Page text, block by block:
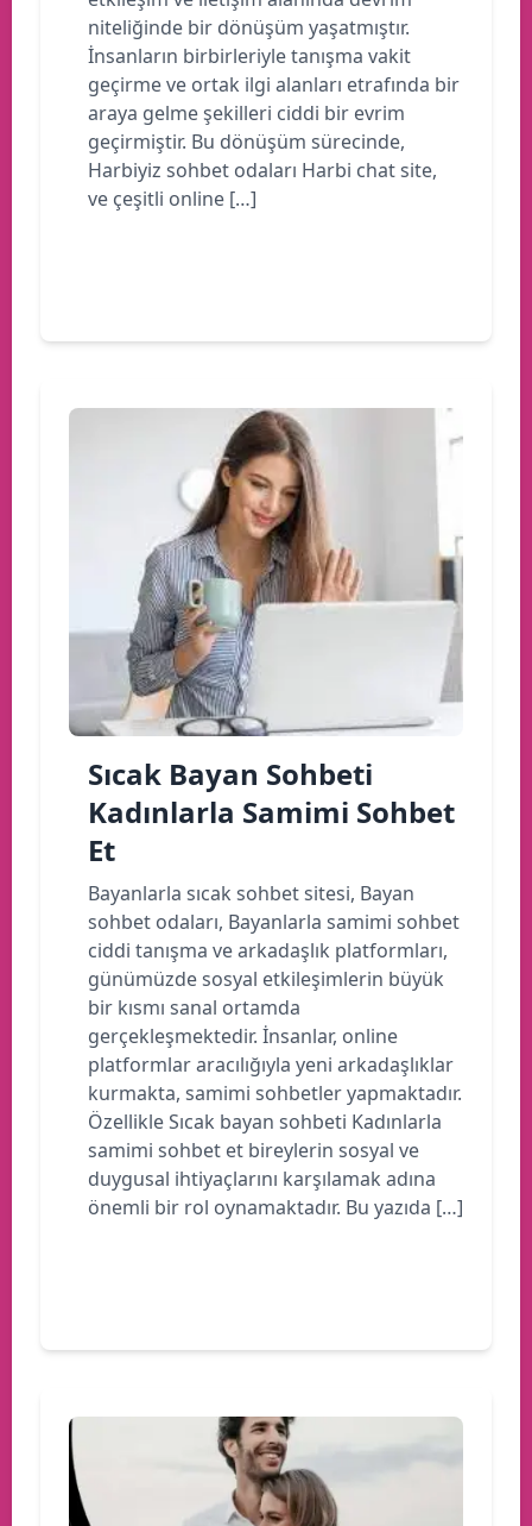
niteliğinde bir dönüşüm yaşatmıştır.
İnsanların birbirleriyle tanışma vakit
geçirme ve ortak ilgi alanları etrafında bir
araya gelme şekilleri ciddi bir evrim
geçirmiştir. Bu dönüşüm sürecinde,
Harbiyiz sohbet odaları Harbi chat site,
ve çeşitli online […]
Sıcak Bayan Sohbeti
Kadınlarla Samimi Sohbet
Et
Bayanlarla sıcak sohbet sitesi, Bayan
sohbet odaları, Bayanlarla samimi sohbet
ciddi tanışma ve arkadaşlık platformları,
günümüzde sosyal etkileşimlerin büyük
bir kısmı sanal ortamda
gerçekleşmektedir. İnsanlar, online
platformlar aracılığıyla yeni arkadaşlıklar
kurmakta, samimi sohbetler yapmaktadır.
Özellikle Sıcak bayan sohbeti Kadınlarla
samimi sohbet et bireylerin sosyal ve
duygusal ihtiyaçlarını karşılamak adına
önemli bir rol oynamaktadır. Bu yazıda […]